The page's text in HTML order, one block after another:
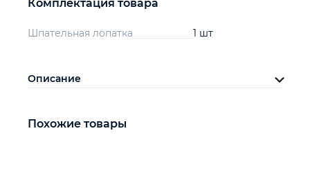
Комплектация товара
Шпательная лопатка 1 шт
Описание
Похожие товары